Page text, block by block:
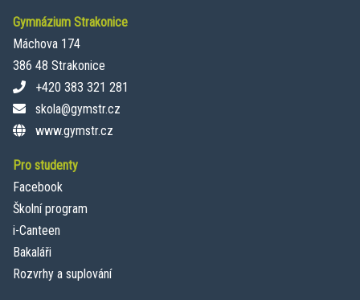
Gymnázium Strakonice
Máchova 174
386 48 Strakonice
+420 383 321 281
skola@gymstr.cz
www.gymstr.cz
Pro studenty
Facebook
Školní program
i-Canteen
Bakaláři
Rozvrhy a suplování